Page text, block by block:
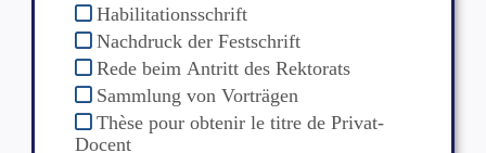
Habilitationsschrift
Nachdruck der Festschrift
Rede beim Antritt des Rektorats
Sammlung von Vorträgen
Thèse pour obtenir le titre de Privat-
Docent